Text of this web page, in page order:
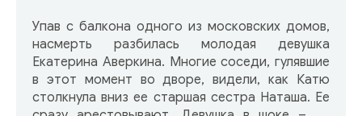
Упав с балкона одного из московских домов,
насмерть разбилась молодая девушка
Екатерина Аверкина. Многие соседи, гулявшие
в этот момент во дворе, видели, как Катю
столкнула вниз ее старшая сестра Наташа. Ее